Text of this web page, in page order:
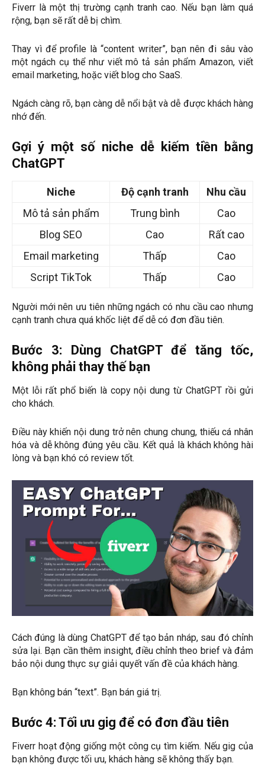
Fiverr là một thị trường cạnh tranh cao. Nếu bạn làm quá
rộng, bạn sẽ rất dễ bị chìm.
Thay vì để profile là “content writer”, bạn nên đi sâu vào
một ngách cụ thể như viết mô tả sản phẩm Amazon, viết
email marketing, hoặc viết blog cho SaaS.
Ngách càng rõ, bạn càng dễ nổi bật và dễ được khách hàng
nhớ đến.
Gợi ý một số niche dễ kiếm tiền bằng
ChatGPT
Niche Độ cạnh tranh
Nhu cầu
Mô tả sản phẩm
Trung bình
Cao
Blog SEO
Cao
Rất cao
Email marketing
Thấp
Cao
Script TikTok
Thấp Cao
Người mới nên ưu tiên những ngách có nhu cầu cao nhưng
cạnh tranh chưa quá khốc liệt để dễ có đơn đầu tiên.
Bước 3: Dùng ChatGPT để tăng tốc,
không phải thay thế bạn
Một lỗi rất phổ biến là copy nội dung từ ChatGPT rồi gửi
cho khách.
Điều này khiến nội dung trở nên chung chung, thiếu cá nhân
hóa và dễ không đúng yêu cầu. Kết quả là khách không hài
lòng và bạn khó có review tốt.
Cách đúng là dùng ChatGPT để tạo bản nháp, sau đó chỉnh
sửa lại. Bạn cần thêm insight, điều chỉnh theo brief và đảm
bảo nội dung thực sự giải quyết vấn đề của khách hàng.
Bạn không bán “text”. Bạn bán giá trị.
Bước 4: Tối ưu gig để có đơn đầu tiên
Fiverr hoạt động giống một công cụ tìm kiếm. Nếu gig của
bạn không được tối ưu, khách hàng sẽ không thấy bạn.